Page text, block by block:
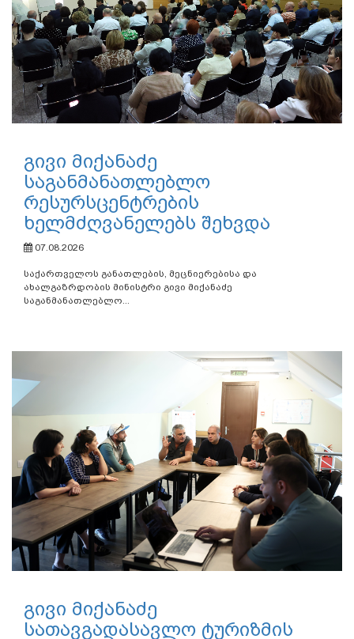
გივი მიქანაძე
საგანმანათლებლო
რესურსცენტრების
ხელმძღვანელებს შეხვდა
07.08.2026
საქართველოს განათლების, მეცნიერებისა და
ახალგაზრდობის მინისტრი გივი მიქანაძე
საგანმანათლებლო...
გივი მიქანაძე
სათავგადასავლო ტურიზმის